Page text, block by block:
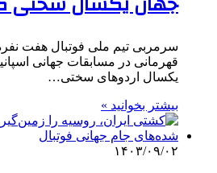
سرمربی تیم ملی فوتبال هفت
قهرمانی در مسابقات جهانی
یکسال اردوهای سختی…
بیشتر بخوانید »
۱۴۰۳/۰۹/۰۲